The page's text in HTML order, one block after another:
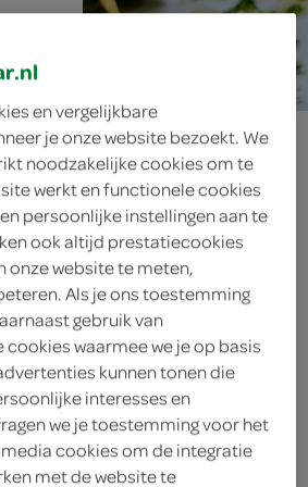
en vergelijkbare
je onze website bezoekt. We
noodzakelijke cookies om te
werkt en functionele cookies
persoonlijke instellingen aan te
ook altijd prestatiecookies
onze website te meten,
Als je ons toestemming
gebruik van
waarmee we je op basis
kunnen tonen die
interesses en
we je toestemming voor het
cookies om de integratie
met de website te